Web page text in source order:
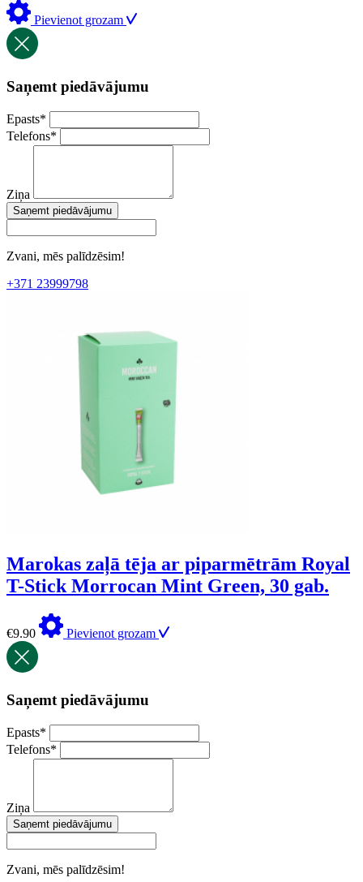
Pievienot grozam
Saņemt piedāvājumu
Epasts*
Telefons*
Ziņa
Saņemt piedāvājumu
Zvani, mēs palīdzēsim!
+371 23999798
Marokas zaļā tēja ar piparmētrām Royal
T-Stick Morrocan Mint Green, 30 gab.
€9.90 Pievienot grozam
Saņemt piedāvājumu
Epasts*
Telefons*
Ziņa
Saņemt piedāvājumu
Zvani, mēs palīdzēsim!